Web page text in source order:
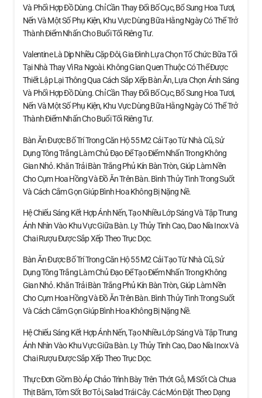
Và Phối Hợp Đồ Dùng. Chỉ Cần Thay Đổi Bố Cục, Bổ Sung Hoa Tươi,
Nến Và Một Số Phụ Kiện, Khu Vực Dùng Bữa Hằng Ngày Có Thể Trở
Thành Điểm Nhấn Cho Buổi Tối Riêng Tư.
Valentine Là Dịp Nhiều Cặp Đôi, Gia Đình Lựa Chọn Tổ Chức Bữa Tối
Tại Nhà Thay Vì Ra Ngoài. Không Gian Quen Thuộc Có Thể Được
Thiết Lập Lại Thông Qua Cách Sắp Xếp Bàn Ăn, Lựa Chọn Ánh Sáng
Và Phối Hợp Đồ Dùng. Chỉ Cần Thay Đổi Bố Cục, Bổ Sung Hoa Tươi,
Nến Và Một Số Phụ Kiện, Khu Vực Dùng Bữa Hằng Ngày Có Thể Trở
Thành Điểm Nhấn Cho Buổi Tối Riêng Tư.
Bàn Ăn Được Bố Trí Trong Căn Hộ 55 M2 Cải Tạo Từ Nhà Cũ, Sử
Dụng Tông Trắng Làm Chủ Đạo Để Tạo Điểm Nhấn Trong Không
Gian Nhỏ. Khăn Trải Bàn Trắng Phủ Kín Bàn Tròn, Giúp Làm Nền
Cho Cụm Hoa Hồng Và Đồ Ăn Trên Bàn. Bình Thủy Tinh Trong Suốt
Và Cách Cắm Gọn Giúp Bình Hoa Không Bị Nặng Nề.
Hệ Chiếu Sáng Kết Hợp Ánh Nến, Tạo Nhiều Lớp Sáng Và Tập Trung
Ánh Nhìn Vào Khu Vực Giữa Bàn. Ly Thủy Tinh Cao, Dao Nĩa Inox Và
Chai Rượu Được Sắp Xếp Theo Trục Dọc.
Bàn Ăn Được Bố Trí Trong Căn Hộ 55 M2 Cải Tạo Từ Nhà Cũ, Sử
Dụng Tông Trắng Làm Chủ Đạo Để Tạo Điểm Nhấn Trong Không
Gian Nhỏ. Khăn Trải Bàn Trắng Phủ Kín Bàn Tròn, Giúp Làm Nền
Cho Cụm Hoa Hồng Và Đồ Ăn Trên Bàn. Bình Thủy Tinh Trong Suốt
Và Cách Cắm Gọn Giúp Bình Hoa Không Bị Nặng Nề.
Hệ Chiếu Sáng Kết Hợp Ánh Nến, Tạo Nhiều Lớp Sáng Và Tập Trung
Ánh Nhìn Vào Khu Vực Giữa Bàn. Ly Thủy Tinh Cao, Dao Nĩa Inox Và
Chai Rượu Được Sắp Xếp Theo Trục Dọc.
Thực Đơn Gồm Bò Áp Chảo Trình Bày Trên Thớt Gỗ, Mì Sốt Cà Chua
Thịt Băm, Tôm Sốt Bơ Tỏi, Salad Trái Cây. Các Món Đặt Theo Dạng